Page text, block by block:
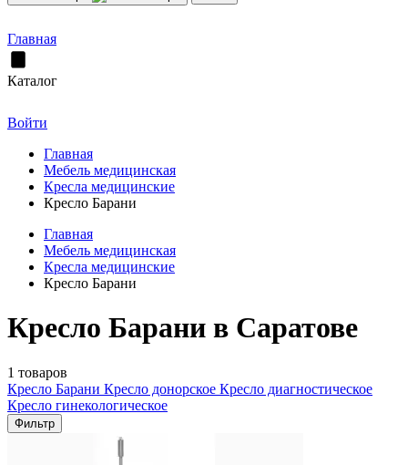
Главная
Каталог
Войти
Главная
Мебель медицинская
Кресла медицинские
Кресло Барани
Главная
Мебель медицинская
Кресла медицинские
Кресло Барани
Кресло Барани в Саратове
1 товаров
Кресло Барани Кресло донорское Кресло диагностическое
Кресло гинекологическое
Фильтр